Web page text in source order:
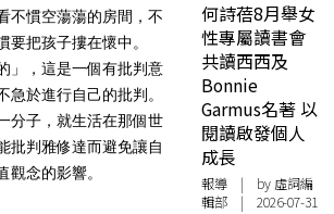
不慣空蕩蕩的房間，不
要把孩子摟在懷中。
」，這是一個有批判意
急於進行自己的批判。
分子，就生活在那個世
批判雅修達而避免讓自
觀念的影響。
何詩蓓8月舉女
性專屬讀書會
共讀西西及
Bonnie
Garmus名著 以
閱讀啟發個人
成長
報導 | by 虛詞編
輯部 | 2026-07-31